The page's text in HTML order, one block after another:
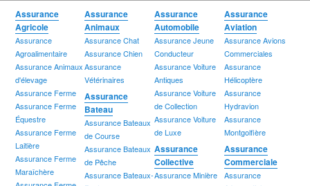
Assurance
Agricole
Assurance
Agroalimentaire
Assurance Animaux
d'élevage
Assurance Ferme
Assurance Ferme
Équestre
Assurance Ferme
Laitière
Assurance Ferme
Maraîchère
Assurance
Animaux
Assurance Chat
Assurance Chien
Assurance
Vétérinaires
Assurance
Automobile
Assurance Jeune
Conducteur
Assurance Voiture
Antiques
Assurance Voiture
de Collection
Assurance Voiture
de Luxe
Assurance
Aviation
Assurance Avions
Commerciales
Assurance
Hélicoptère
Assurance
Hydravion
Assurance
Montgolfière
Assurance
Bateau
Assurance Bateaux
de Course
Assurance Bateaux
de Pêche
Assurance Bateaux-
Assurance
Collective
Assurance Minière
Assurance
Commerciale
Assurance